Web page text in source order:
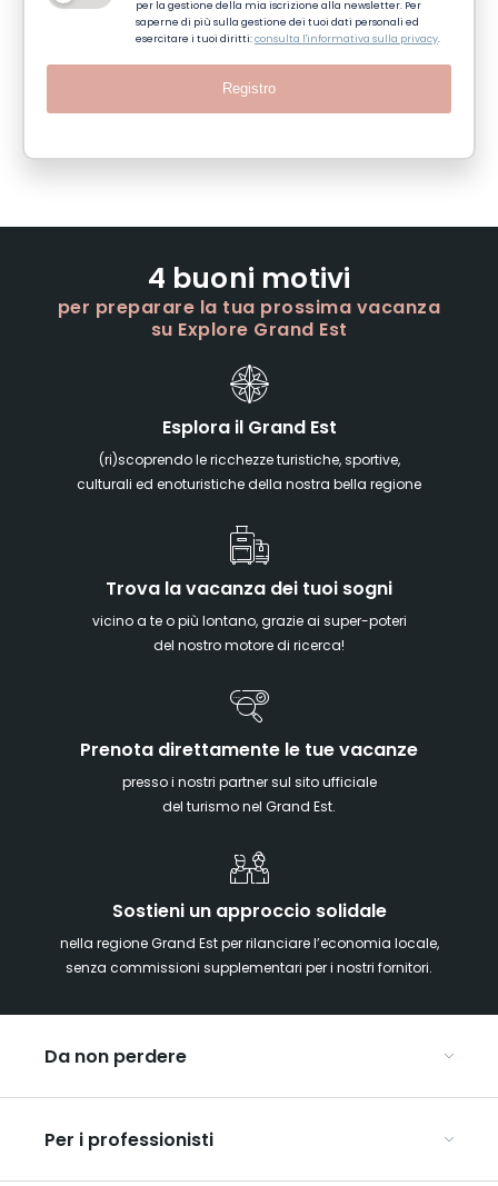
per la gestione della mia iscrizione alla newsletter. Per
saperne di più sulla gestione dei tuoi dati personali ed
esercitare i tuoi diritti:consulta l'informativa sulla privacy.
Registro
4 buoni motivi
per preparare la tua prossima vacanza
su Explore Grand Est
Esplora il Grand Est
(ri)scoprendo le ricchezze turistiche, sportive,
culturali ed enoturistiche della nostra bella regione
Trova la vacanza dei tuoi sogni
vicino a te o più lontano, grazie ai super-poteri
del nostro motore di ricerca!
Prenota direttamente le tue vacanze
presso i nostri partner sul sito ufficiale
del turismo nel Grand Est.
Sostieni un approccio solidale
nella regione Grand Est per rilanciare l’economia locale,
senza commissioni supplementari per i nostri fornitori.
Da non perdere
Alsazia
Ardenne
Per i professionisti